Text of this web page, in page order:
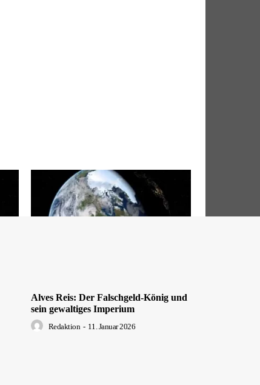
Alves Reis: Der Falschgeld-König und
sein gewaltiges Imperium
Redaktion - 11. Januar 2026